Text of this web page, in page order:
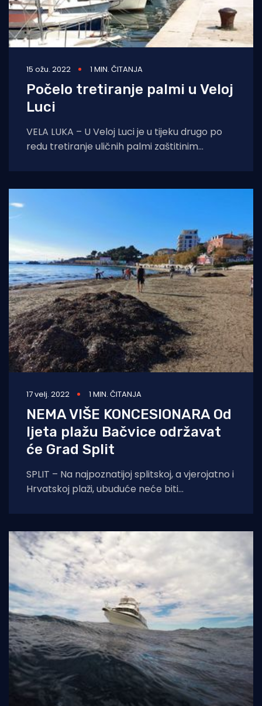
15 ožu. 2022 1 MIN. ČITANJA
Počelo tretiranje palmi u Veloj
Luci
VELA LUKA – U Veloj Luci je u tijeku drugo po
redu tretiranje uličnih palmi zaštitinim
17 velj. 2022 1 MIN. ČITANJA
NEMA VIŠE KONCESIONARA Od
ljeta plažu Bačvice održavat
će Grad Split
SPLIT – Na najpoznatijoj splitskoj, a vjerojatno i
Hrvatskoj plaži, ubuduće neće biti